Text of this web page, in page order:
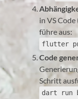
in VS Code
führe aus:
flutter
Code
Schritt
dart run